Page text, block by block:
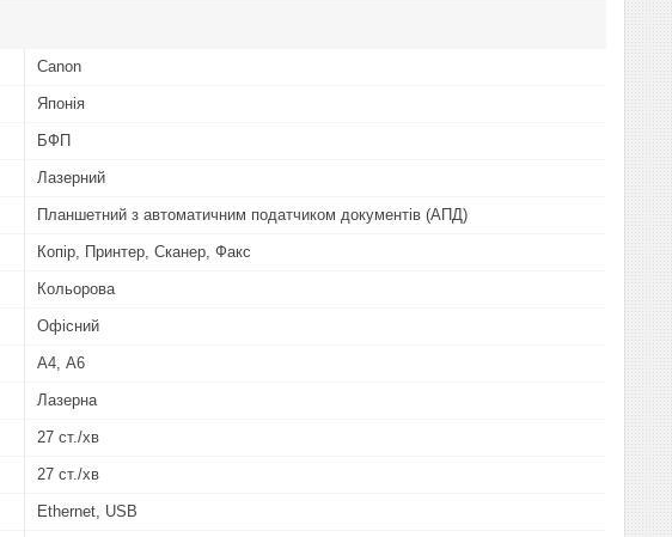
Canon
Японія
БФП
Лазерний
Планшетний з автоматичним податчиком документів (АПД)
Копір, Принтер, Сканер, Факс
Кольорова
Офісний
А4, А6
Лазерна
27 ст./хв
27 ст./хв
Ethernet, USB